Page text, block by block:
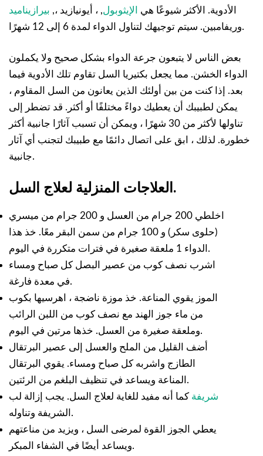
الأدوية. الأكثر شيوعًا هي
الإيثوبول, ، أيونيازيد ،, بيرازيناميد
وريفامبين. سيتم توجيهك لتناول الدواء لمدة 6 إلى 12 شهرًا.
بعض الناس لا يتبعون جرعة الدواء بشكل صحيح ولا يكملون
الدواء الخشن. مما يجعل بكتيريا السل تقاوم تلك الأدوية فيما
بعد. إذا كنت من بين أولئك الذين يعانون من السل المقاوم ،
يمكن لطبيبك أن يعطيك دواءً مختلفًا أو أكثر. قد تضطر إلى
تناولها لأكثر من 30 شهرًا ، ويمكن أن تسبب آثارًا جانبية أكثر
خطورة. لذلك ، ابق على اتصال دائمًا مع طبيبك لتجنب أي آثار
جانبية.
العلاجات المنزلية لعلاج السل.
اخلطي 200 جرام من العسل و 200 جرام من ميسري
(حلوى سكر) و 100 جرام من سمن البقر معًا. خذ هذا
الدواء 1 ملعقة صغيرة في فترات متكررة في اليوم.
اشرب نصف كوب من عصير البصل كل صباح ومساء
في معدة فارغة.
الموز يقوي المناعة. خذ موزة ناضجة ، اهرسيها بكوب
من ماء جوز الهند مع نصف كوب من اللبن الرائب
وملعقة صغيرة من العسل. خذها مرتين في اليوم.
أضف القليل من الملح والعسل إلى عصير البرتقال
الطازج واشربه كل صباح ومساء. يقوي البرتقال
المناعة ويساعد في تنظيف البلغم من الرئتين.
شريفة كما أنه مفيد للغاية لعلاج السل. يجب إزالة لب
الشريفة وتناوله.
يعطي الجوز القوة لمرضى السل ، ويزيد من مناعتهم
ويساعد أيضًا في الشفاء المبكر.